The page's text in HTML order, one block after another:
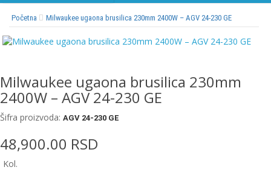
Bernardo
rezne
ploče
EWM
aparati
za
zavarivanje
Početna Milwaukee ugaona brusilica 230mm 2400W – AGV 24-230 GE
Milwaukee ugaona brusilica 230mm
2400W – AGV 24-230 GE
Šifra proizvoda: AGV 24-230 GE
48,900.00 RSD
Kol.